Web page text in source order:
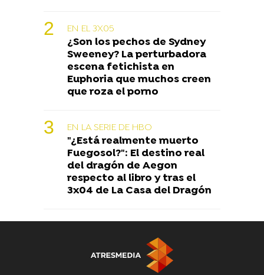
EN EL 3X05
¿Son los pechos de Sydney
Sweeney? La perturbadora
escena fetichista en
Euphoria que muchos creen
que roza el porno
EN LA SERIE DE HBO
"¿Está realmente muerto
Fuegosol?": El destino real
del dragón de Aegon
respecto al libro y tras el
3x04 de La Casa del Dragón